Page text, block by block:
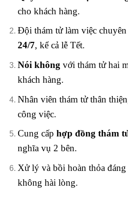
cho khách hàng.
Đội thám tử làm việc
24/7, kể cả lễ Tết.
Nói không với thám tử hai
khách hàng.
Nhân viên thám tử thân
công việc.
Cung cấp hợp đồng thám
nghĩa vụ 2 bên.
Xử lý và bồi hoàn thỏa đáng
không hài lòng.